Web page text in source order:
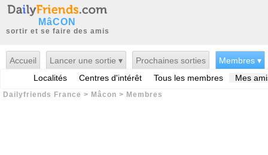
MâCON
sortir et se faire des amis
Accueil Lancer une sortie ▾ Prochaines sorties
Membres ▾
Localités
Centres d'intérêt Tous les membres Mes
Dailyfriends France > Mâcon > Membres